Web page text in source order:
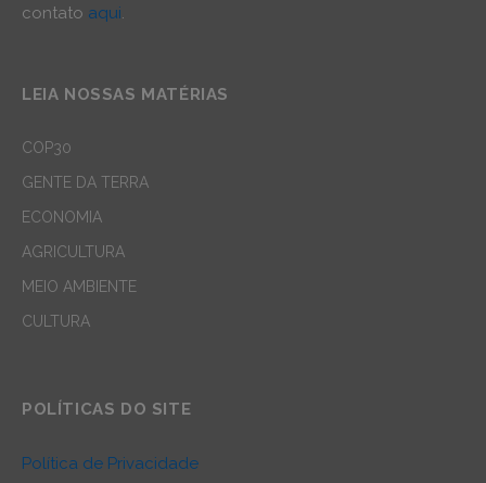
contato aqui.
LEIA NOSSAS MATÉRIAS
COP30
GENTE DA TERRA
ECONOMIA
AGRICULTURA
MEIO AMBIENTE
CULTURA
POLÍTICAS DO SITE
Política de Privacidade